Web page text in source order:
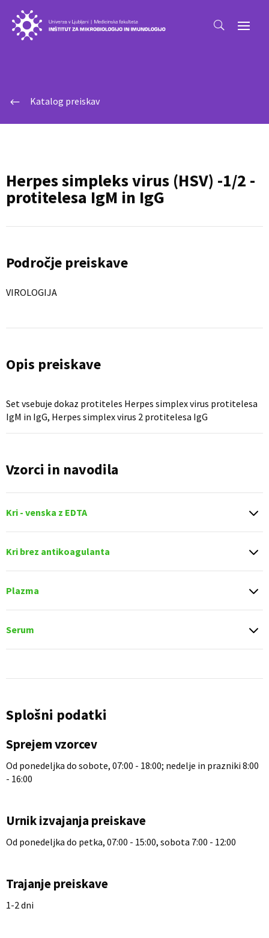
# Katalog preiskav
Herpes simpleks virus (HSV) -1/2 -
protitelesa IgM in IgG
Področje preiskave
VIROLOGIJA
Opis preiskave
Set vsebuje dokaz protiteles Herpes simplex virus protitelesa
IgM in IgG, Herpes simplex virus 2 protitelesa IgG
Vzorci in navodila
Kri - venska z EDTA
Kri brez antikoagulanta
Plazma
Serum
Splošni podatki
Sprejem vzorcev
Od ponedeljka do sobote, 07:00 - 18:00; nedelje in prazniki 8:00
- 16:00
Urnik izvajanja preiskave
Od ponedeljka do petka, 07:00 - 15:00, sobota 7:00 - 12:00
Trajanje preiskave
1-2 dni